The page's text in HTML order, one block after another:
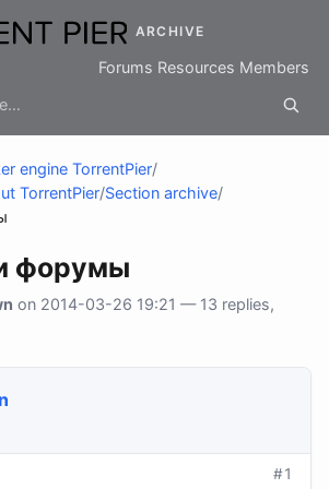
ARCHIVE
Forums Resources Members
engine TorrentPier/
TorrentPier/Section archive/
форумы
on 2014-03-26 19:21 — 13 replies,
#1